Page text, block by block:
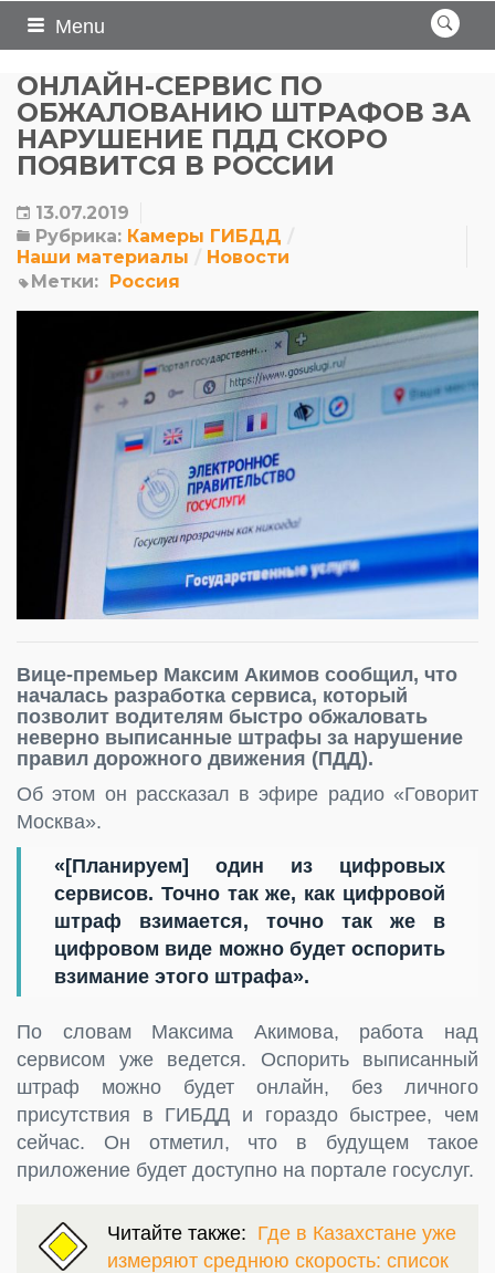
Menu
ОНЛАЙН-СЕРВИС ПО
ОБЖАЛОВАНИЮ ШТРАФОВ ЗА
НАРУШЕНИЕ ПДД СКОРО
ПОЯВИТСЯ В РОССИИ
13.07.2019
Рубрика: Камеры ГИБДД
Наши материалы
Новости
Метки: Россия
Вице-премьер Максим Акимов сообщил, что
началась разработка сервиса, который
позволит водителям быстро обжаловать
неверно выписанные штрафы за нарушение
правил дорожного движения (ПДД).
Об этом он рассказал в эфире радио «Говорит
Москва».
«[Планируем] один из цифровых
сервисов. Точно так же, как цифровой
штраф взимается, точно так же в
цифровом виде можно будет оспорить
взимание этого штрафа».
По словам Максима Акимова, работа над
сервисом уже ведется. Оспорить выписанный
штраф можно будет онлайн, без личного
присутствия в ГИБДД и гораздо быстрее, чем
сейчас. Он отметил, что в будущем такое
приложение будет доступно на портале госуслуг.
Читайте также: Где в Казахстане уже
измеряют среднюю скорость: список